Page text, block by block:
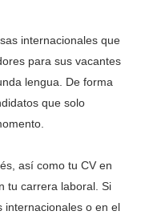
internacionales que
para sus vacantes
lengua. De forma
que solo
así como tu CV en
tu carrera laboral. Si
internacionales o en el